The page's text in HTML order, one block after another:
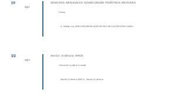
19
ago
SESIONES MENSUALES NEUROCIRUGÍA PEDIÁTRICA MEXICANA
Online
N. Pediátrica, SESIONES MENSUALES NEUROCIRUGÍA PEDIÁTRICA MEXI...
22
ago
Sesión Ordinaria SMCN
Ubicación no determinada
Sesión Ordinaria SMCN , Sesión Ordinaria